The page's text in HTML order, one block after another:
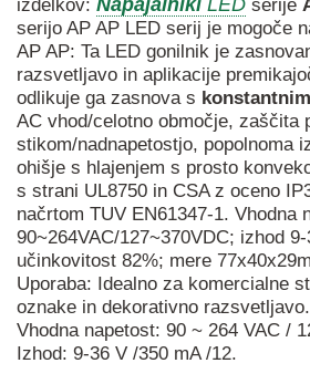
izdelkov:
serije
serijo AP AP LED serij je mogoče
AP AP: Ta LED gonilnik je
razsvetljavo in aplikacije
odlikuje ga zasnova s konstantnim
AC vhod/celotno območje, zaščita
stikom/nadnapetostjo, popolnoma
ohišje s hlajenjem s prosto
s strani UL8750 in CSA z oceno
načrtom TUV EN61347-1. Vhodna
90~264VAC/127~370VDC; izhod
učinkovitost 82%; mere
Uporaba: Idealno za komercialne
oznake in dekorativno
Vhodna napetost: 90 ~ 264 VAC /
Izhod: 9-36 V /350 mA /12.